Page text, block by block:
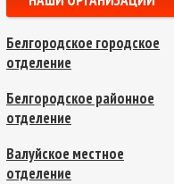
Белгородское городское
отделение
Белгородское районное
отделение
Валуйское местное
отделение